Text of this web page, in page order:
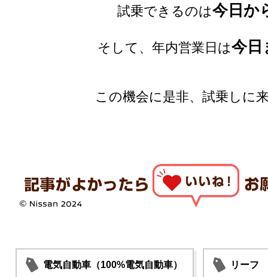
試乗できるのは今日か
そして、年内営業日は今日
この機会に是非、試乗しに
電気自動車（100%電気自動車） リーフ